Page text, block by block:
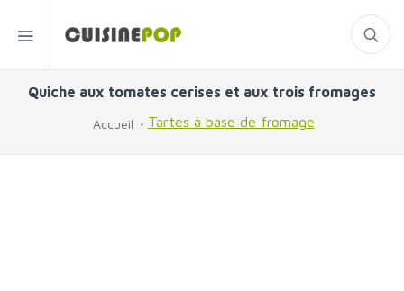
Quiche aux tomates cerises et aux trois fromages
Accueil Tartes à base de fromage